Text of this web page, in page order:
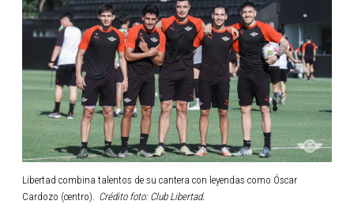
Libertad combina talentos de su cantera con leyendas como Óscar
Cardozo (centro). Crédito foto: Club Libertad.